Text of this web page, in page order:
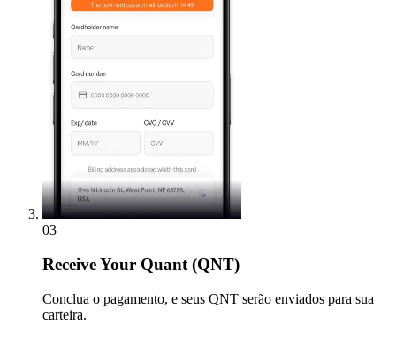
03
ReceiveYour Quant (QNT)
Conclua o pagamento, e seus QNT serão enviados para sua
carteira.